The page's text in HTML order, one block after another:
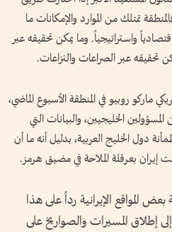
تمتلك من الموارد والإمكانات ما
واستراتيجياً. وما يمكن تحقيقه عبر
تحقيقه عبر الصراعات والنزاعات.
ماركو روبيو في المنطقة الأسبوع الماضي،
الخليجيين، والبيانات التي
دول الخليج العربية، بدليل أنه ما أن
إيران بعرقلة الملاحة في مضيق هرمز.
المواقع الإيرانية رداً على هذا
إطلاق المسيرات والصواريخ على